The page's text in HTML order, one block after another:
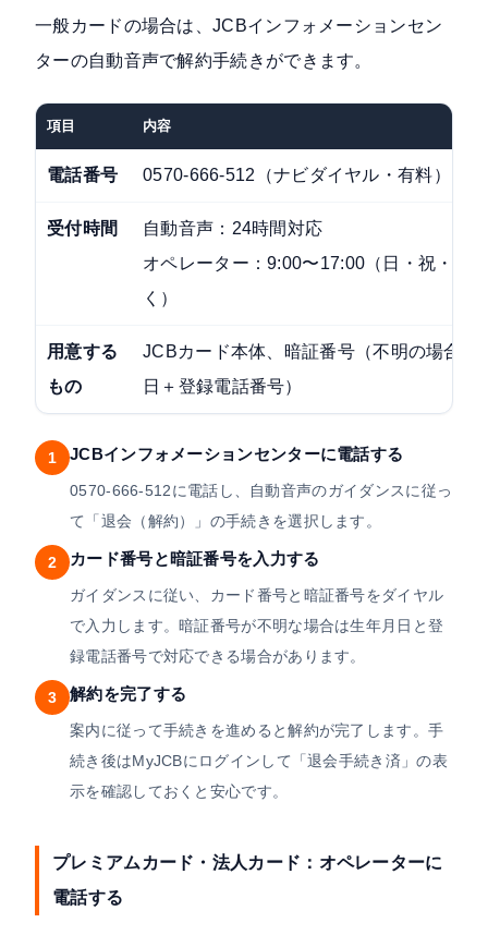
一般カードの場合は、JCBインフォメーションセン
ターの自動音声で解約手続きができます。
項目 内容
電話番号 0570-666-512（ナビダイヤル・有料）
受付時間
自動音声：24時間対応
オペレーター：9:00〜17:00（日・祝・年
く）
用意する
もの
JCBカード本体、暗証番号（不明の場合は
日＋登録電話番号）
1 JCBインフォメーションセンターに電話する
0570-666-512に電話し、自動音声のガイダンスに従っ
て「退会（解約）」の手続きを選択します。
2 カード番号と暗証番号を入力する
ガイダンスに従い、カード番号と暗証番号をダイヤル
で入力します。暗証番号が不明な場合は生年月日と登
録電話番号で対応できる場合があります。
3 解約を完了する
案内に従って手続きを進めると解約が完了します。手
続き後はMyJCBにログインして「退会手続き済」の表
示を確認しておくと安心です。
プレミアムカード・法人カード：オペレーターに
電話する